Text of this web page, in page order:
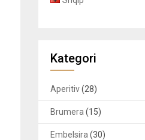
Kategori
Aperitiv(28)
Brumera (15)
Embelsira (30)